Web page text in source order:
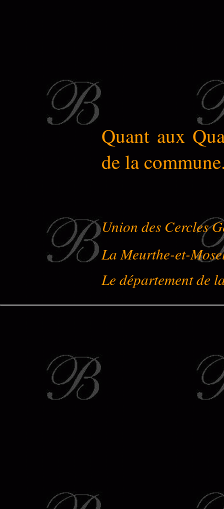
Quant aux
de la
Union des Cercles
La Meurthe-et-
Le département de